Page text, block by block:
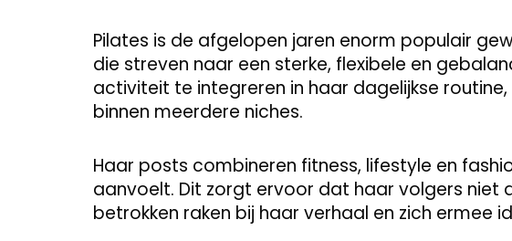
Pilates is de afgelopen jaren enorm populair
die streven naar een sterke, flexibele en
activiteit te integreren in haar dagelijkse
binnen meerdere niches.
Haar posts combineren fitness, lifestyle en
aanvoelt. Dit zorgt ervoor dat haar volgers niet
betrokken raken bij haar verhaal en zich ermee